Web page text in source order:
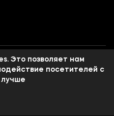
юридический
Это позволяет нам
посетителей с
лучше